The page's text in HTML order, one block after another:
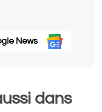
News
dans